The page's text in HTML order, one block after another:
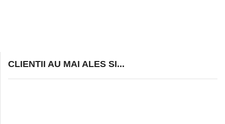
CLIENTII AU MAI ALES SI...